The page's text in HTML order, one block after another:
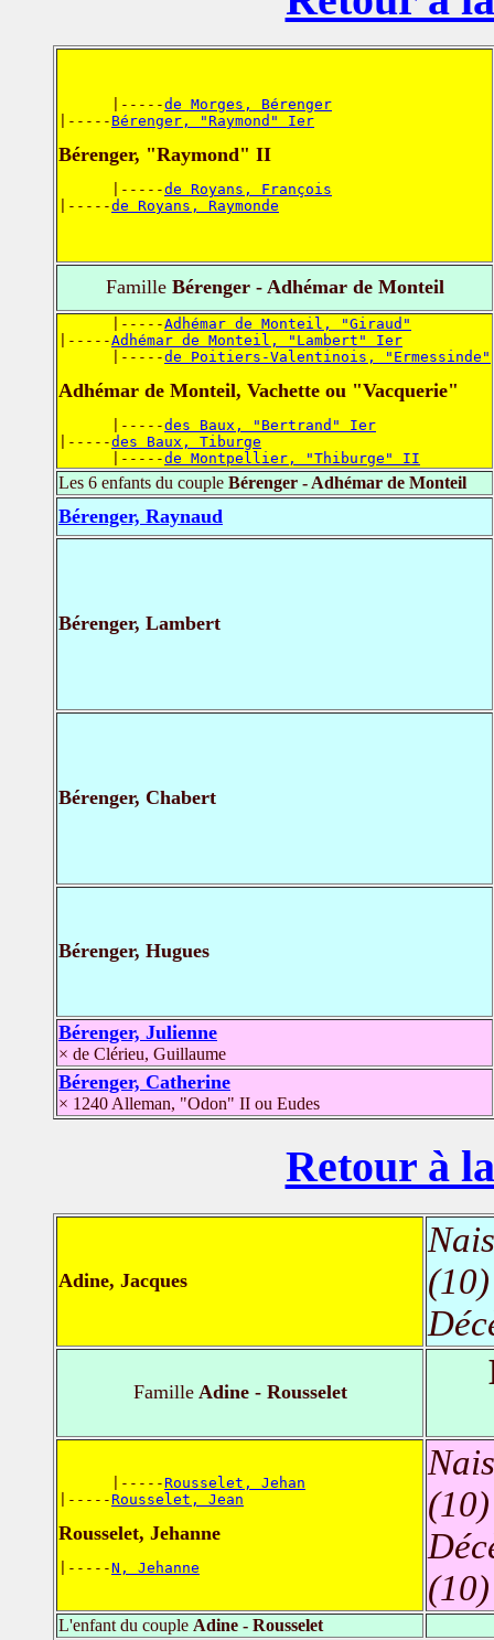
      |-----
de Morges, Bérenger
|----- Bérenger, "Raymond" Ier
Bérenger, "Raymond" II
      |-----
de Royans, François
|-----de Royans, Raymonde
FamilleBérenger - Adhémar de Monteil
      |-----
Adhémar de Monteil, "Giraud"
|-----Adhémar de Monteil, "Lambert" Ier
      |-----
de Poitiers-Valentinois, "Ermessinde"
Adhémar de Monteil, Vachette ou "Vacquerie"
      |-----
des Baux, "Bertrand" Ier
|-----des Baux, Tiburge
      |-----
de Montpellier, "Thiburge" II
Les 6 enfants du couple Bérenger - Adhémar de Monteil
Bérenger, Raynaud
Bérenger, Lambert
Bérenger, Chabert
Bérenger, Hugues
Bérenger, Julienne
× de Clérieu, Guillaume
Bérenger, Catherine
× 1240 Alleman, "Odon" II ou Eudes
Retour à
Adine, Jacques
(10)
FamilleAdine - Rousselet
      |-----
Rousselet, Jehan
|-----Rousselet, Jean
Rousselet, Jehanne
|-----N, Jehanne
(10)
(10)
L'enfant du couple Adine - Rousselet